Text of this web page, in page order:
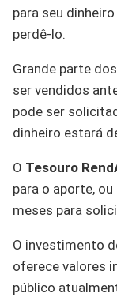
para seu
perdê-lo.
Grande parte
ser vendidos
pode ser
dinheiro estará
O Tesouro
para o aporte,
meses para
O investimento
oferece valores
público